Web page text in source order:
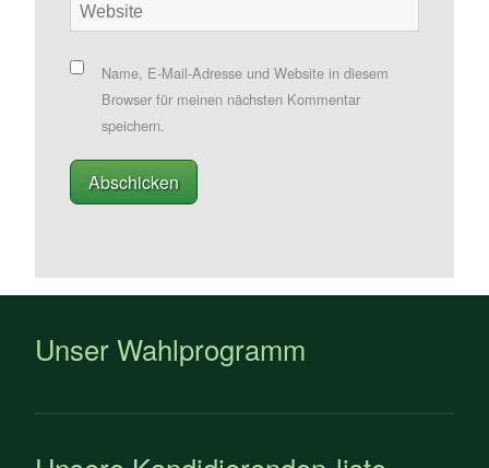
Name, E-Mail-Adresse und Website in diesem
Browser für meinen nächsten Kommentar
speichern.
Unser Wahlprogramm